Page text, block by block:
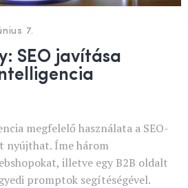
7.
SEO javítása
megfelelő használata a SEO-
nyújthat. Íme három
illetve egy B2B oldalt
promptok segítéségével.